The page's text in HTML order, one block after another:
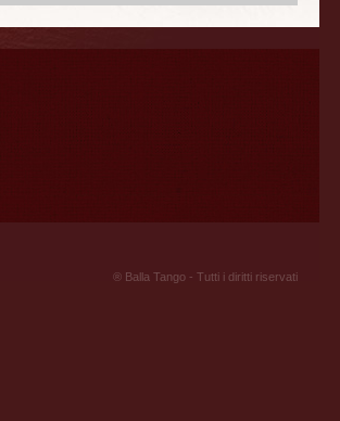
® Balla Tango - Tutti i diritti riservati